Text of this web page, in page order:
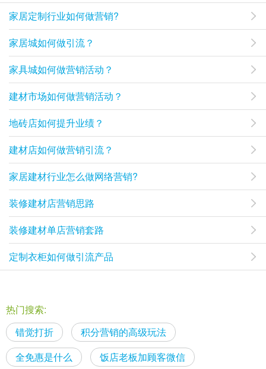
家居定制行业如何做营销?
家居城如何做引流？
家具城如何做营销活动？
建材市场如何做营销活动？
地砖店如何提升业绩？
建材店如何做营销引流？
家居建材行业怎么做网络营销?
装修建材店营销思路
装修建材单店营销套路
定制衣柜如何做引流产品
热门搜索:
错觉打折
积分营销的高级玩法
全免惠是什么
饭店老板加顾客微信